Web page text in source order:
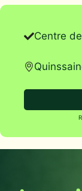
Centre